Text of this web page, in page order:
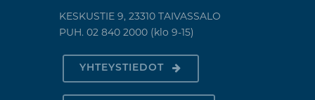
KESKUSTIE 9, 23310 TAIVASSALO
PUH. 02 840 2000 (klo 9-15)
YHTEYSTIEDOT